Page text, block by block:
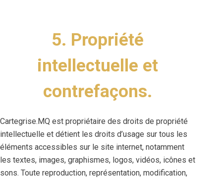
5. Propriété
intellectuelle et
contrefaçons.
Cartegrise.MQ est propriétaire des droits de propriété
intellectuelle et détient les droits d’usage sur tous les
éléments accessibles sur le site internet, notamment
les textes, images, graphismes, logos, vidéos, icônes et
sons. Toute reproduction, représentation, modification,